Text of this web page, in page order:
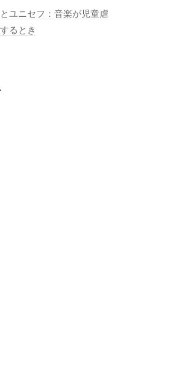
とユニセフ：音楽が児童虐
るとき